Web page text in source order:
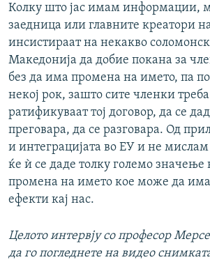
Колку што јас имам информации,
заедница или главните креатори
инсистираат на некакво
Македонија да добие покана за
без да има промена на името, па
некој рок, зашто сите членки
ратификуваат тој договор, да се
преговара, да се разговара. Од
и интеграцијата во ЕУ и не мислам
ќе ѝ се даде толку големо
промена на името кое може да
ефекти кај нас.
Целото интервју со професор
да го погледнете на видео